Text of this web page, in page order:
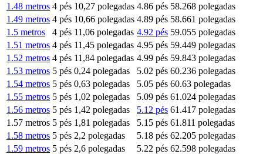
1.48 metros 4 pés 10,27 polegadas 4.86 pés 58.268 polegadas
1.49 metros 4 pés 10,66 polegadas 4.89 pés 58.661 polegadas
1.5 metros
4 pés 11,06 polegadas 4.92 pés 59.055 polegadas
1.51 metros 4 pés 11,45 polegadas 4.95 pés 59.449 polegadas
1.52 metros 4 pés 11,84 polegadas 4.99 pés 59.843 polegadas
1.53 metros 5 pés 0,24 polegadas 5.02 pés 60.236 polegadas
1.54 metros 5 pés 0,63 polegadas 5.05 pés 60.63 polegadas
1.55 metros 5 pés 1,02 polegadas 5.09 pés 61.024 polegadas
1.56 metros 5 pés 1,42 polegadas 5.12 pés 61.417 polegadas
1.57 metros 5 pés 1,81 polegadas 5.15 pés 61.811 polegadas
1.58 metros 5 pés 2,2 polegadas 5.18 pés 62.205 polegadas
1.59 metros 5 pés 2,6 polegadas 5.22 pés 62.598 polegadas